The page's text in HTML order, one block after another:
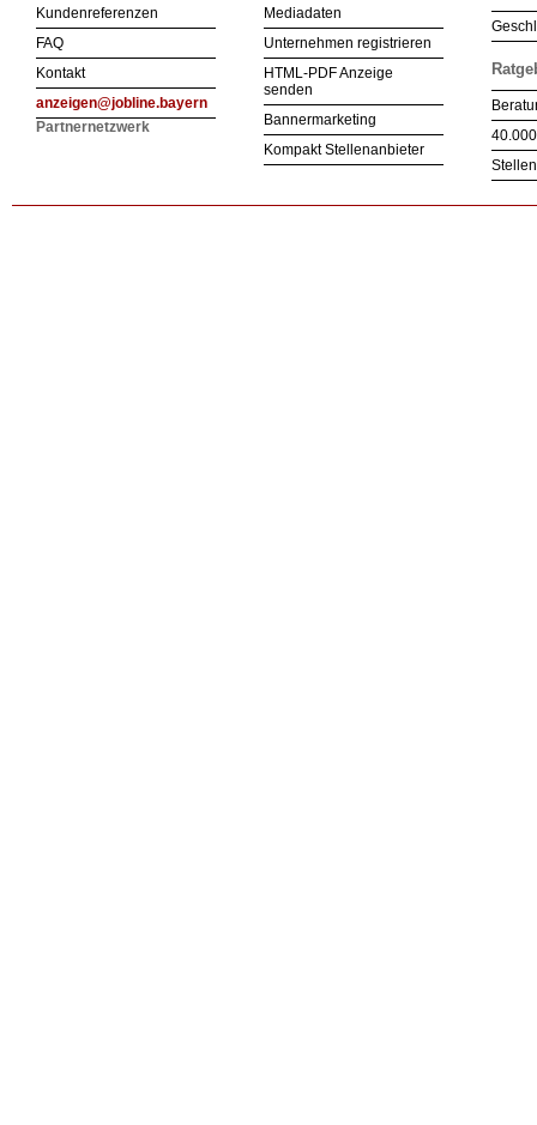
Kundenreferenzen
FAQ
Kontakt
anzeigen@jobline.bayern
Partnernetzwerk
Mediadaten
Unternehmen registrieren
HTML-PDF Anzeige
senden
Bannermarketing
Kompakt Stellenanbieter